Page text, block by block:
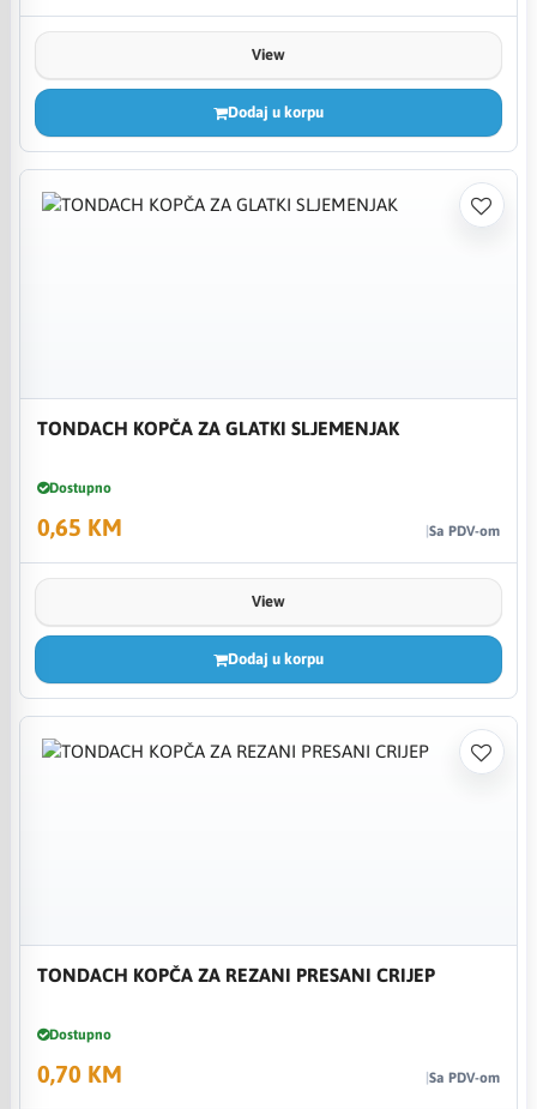
View
Dodaj u korpu
TONDACH KOPČA ZA GLATKI SLJEMENJAK
Dostupno
0,65 KM Sa PDV-om
View
Dodaj u korpu
TONDACH KOPČA ZA REZANI PRESANI CRIJEP
Dostupno
0,70 KM Sa PDV-om